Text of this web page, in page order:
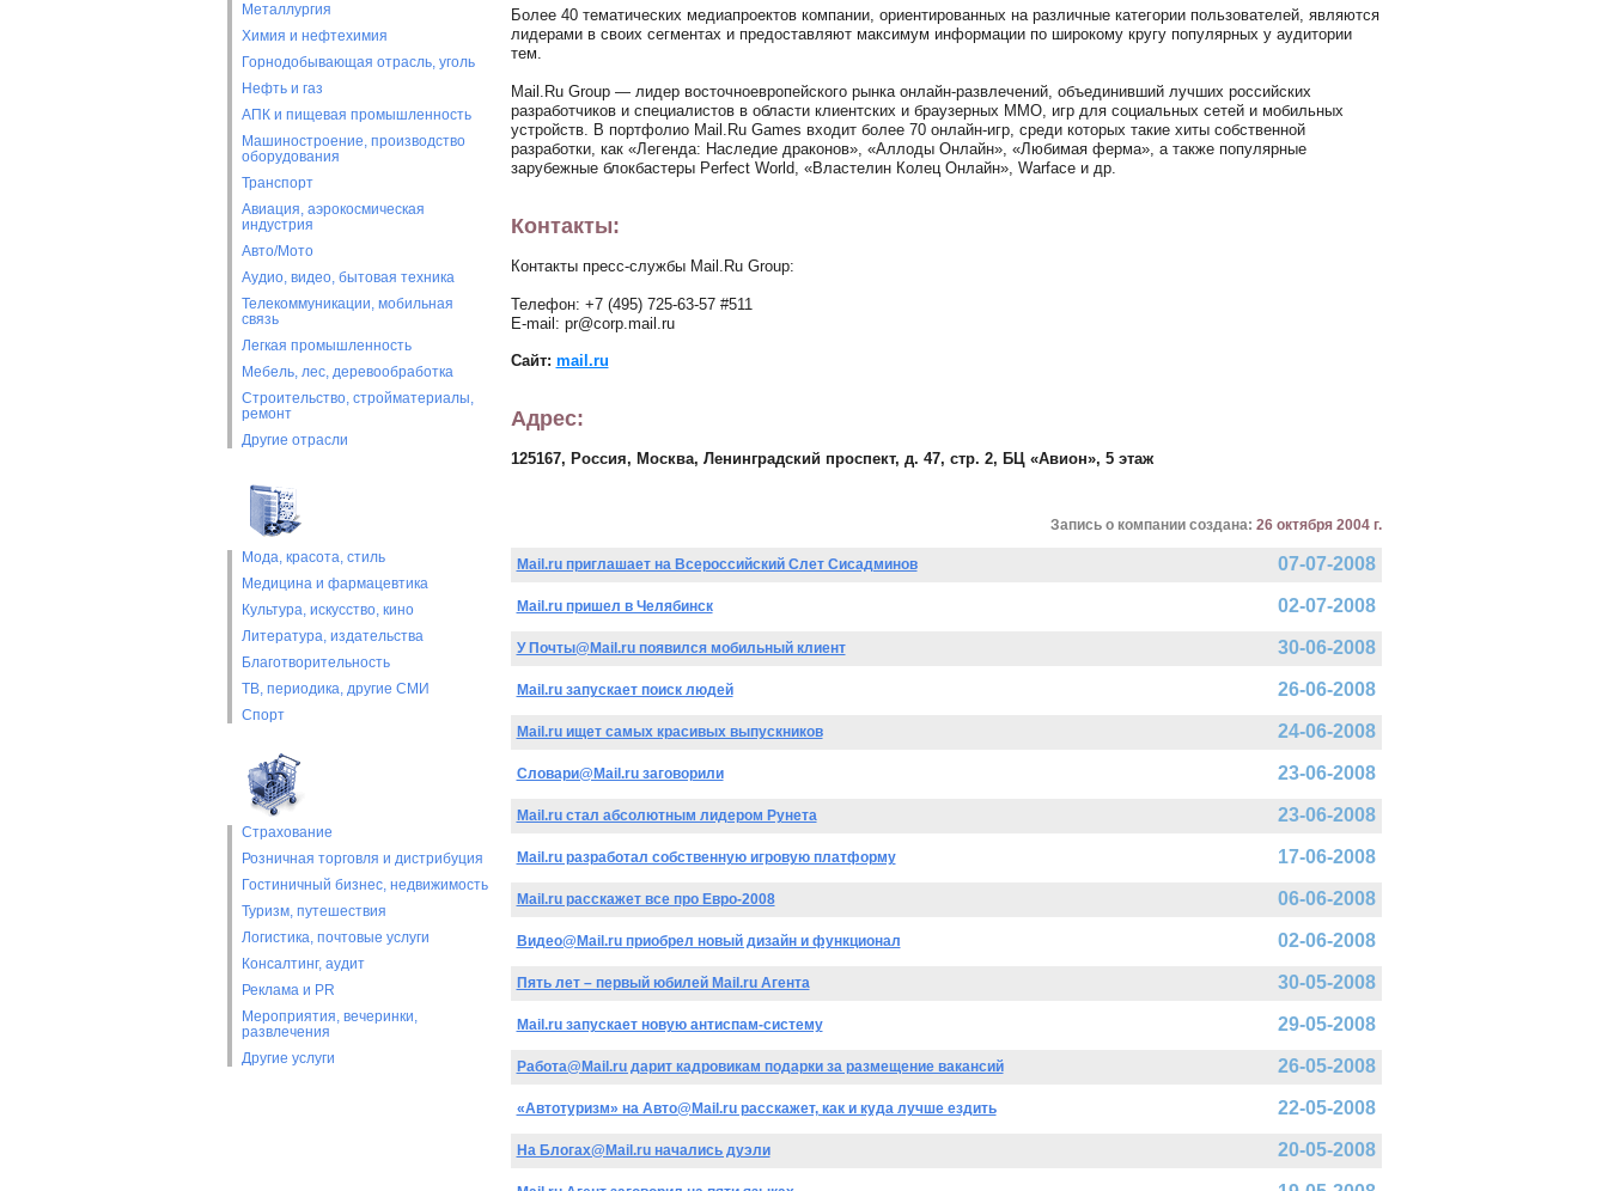
Металлургия
Химия и нефтехимия
Горнодобывающая отрасль, уголь
Нефть и газ
АПК и пищевая промышленность
Машиностроение, производство
оборудования
Транспорт
Авиация, аэрокосмическая
индустрия
Авто/Мото
Аудио, видео, бытовая техника
Телекоммуникации, мобильная
связь
Легкая промышленность
Мебель, лес, деревообработка
Строительство, стройматериалы,
ремонт
Другие отрасли
Мода, красота, стиль
Медицина и фармацевтика
Культура, искусство, кино
Литература, издательства
Благотворительность
ТВ, периодика, другие СМИ
Спорт
Страхование
Розничная торговля и дистрибуция
Гостиничный бизнес, недвижимость
Туризм, путешествия
Логистика, почтовые услуги
Консалтинг, аудит
Реклама и PR
Мероприятия, вечеринки,
развлечения
Другие услуги
Более 40 тематических медиапроектов компании, ориентированных на различные категории пользователей, являются
лидерами в своих сегментах и предоставляют максимум информации по широкому кругу популярных у аудитории
тем.
Mail.Ru Group — лидер восточноевропейского рынка онлайн-развлечений, объединивший лучших российских
разработчиков и специалистов в области клиентских и браузерных MMO, игр для социальных сетей и мобильных
устройств. В портфолио Mail.Ru Games входит более 70 онлайн-игр, среди которых такие хиты собственной
разработки, как «Легенда: Наследие драконов», «Аллоды Онлайн», «Любимая ферма», а также популярные
зарубежные блокбастеры Perfect World, «Властелин Колец Онлайн», Warface и др.
Контакты:
Контакты пресс-службы Mail.Ru Group:
Телефон: +7 (495) 725-63-57 #511
E-mail: pr@corp.mail.ru
Сайт: mail.ru
Адрес:
125167, Россия, Москва, Ленинградский проспект, д. 47, стр. 2, БЦ «Авион», 5 этаж
Запись о компании создана: 26 октября 2004 г.
Mail.ru приглашает на Всероссийский Слет Сисадминов 07-07-2008
Mail.ru пришел в Челябинск 02-07-2008
У Почты@Mail.ru появился мобильный клиент 30-06-2008
Mail.ru запускает поиск людей 26-06-2008
Mail.ru ищет самых красивых выпускников 24-06-2008
Словари@Mail.ru заговорили 23-06-2008
Mail.ru стал абсолютным лидером Рунета 23-06-2008
Mail.ru разработал собственную игровую платформу 17-06-2008
Mail.ru расскажет все про Евро-2008 06-06-2008
Видео@Mail.ru приобрел новый дизайн и функционал 02-06-2008
Пять лет – первый юбилей Mail.ru Агента 30-05-2008
Mail.ru запускает новую антиспам-систему 29-05-2008
Работа@Mail.ru дарит кадровикам подарки за размещение вакансий 26-05-2008
«Автотуризм» на Авто@Mail.ru расскажет, как и куда лучше ездить 22-05-2008
На Блогах@Mail.ru начались дуэли 20-05-2008